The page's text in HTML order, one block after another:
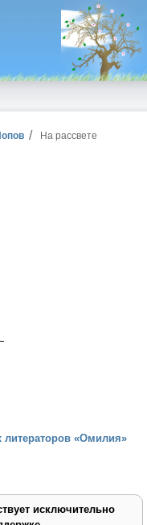
На рассвете
«Омилия»
исключительно